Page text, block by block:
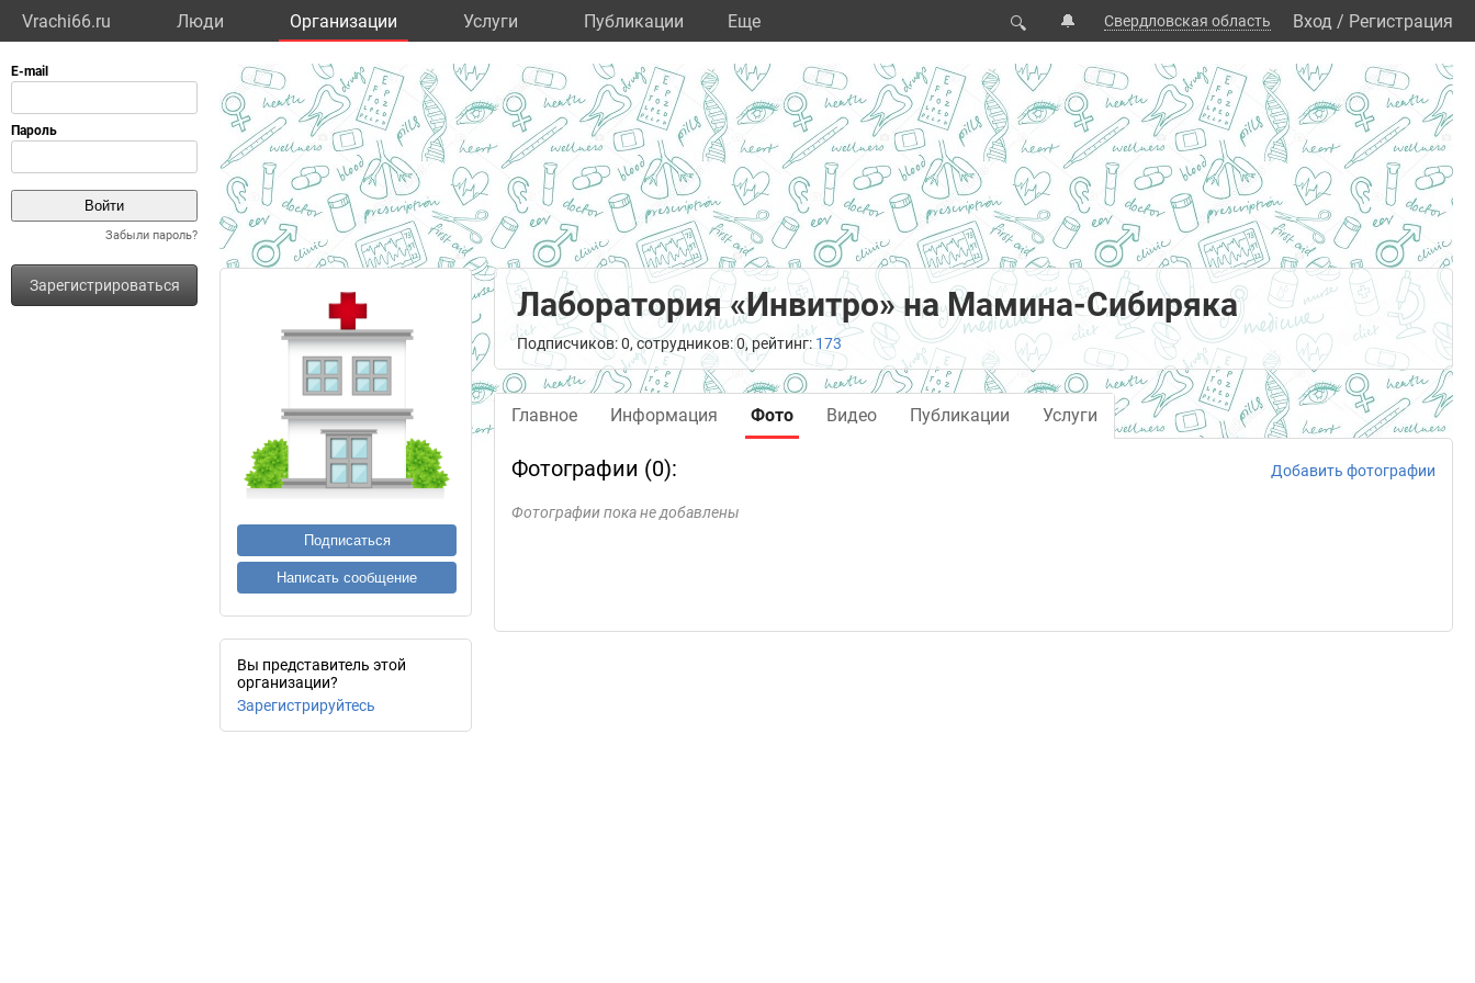
Vrachi66.ru Люди Организации Услуги Публикации Eще 🔍 🔔 Свердловская область Вход / Регистрация
Забыли пароль?
Зарегистрироваться
Подписаться
Написать сообщение
Вы представитель этой
организации?
Зарегистрируйтесь
Лаборатория «Инвитро» на Мамина-Сибиряка
Подписчиков: 0, сотрудников: 0, рейтинг: 173
Главное Информация Фото Видео Публикации Услуги
Фотографии (0): Добавить фотографии
Фотографии пока не добавлены